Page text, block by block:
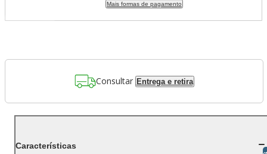
Mais formas de pagamento
Consultar Entrega e retira
Características